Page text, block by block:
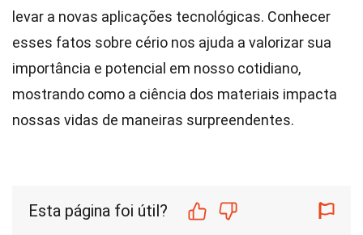
levar a novas aplicações tecnológicas. Conhecer
esses fatos sobre cério nos ajuda a valorizar sua
importância e potencial em nosso cotidiano,
mostrando como a ciência dos materiais impacta
nossas vidas de maneiras surpreendentes.
Esta página foi útil?